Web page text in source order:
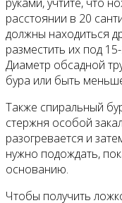
расстоянии в 20
должны находиться
разместить их под
Диаметр обсадной
бура или быть
Также спиральный
стержня особой
разогревается и
нужно подождать,
основанию.
Чтобы получить